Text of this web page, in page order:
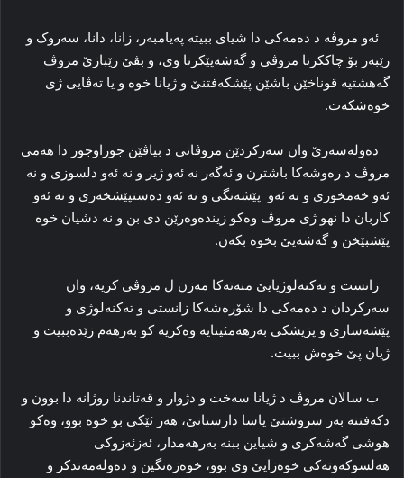
ئەو مروڤە د دەمەکی دا شیای ببیتە پەیامبەر، زانا، دانا، سەروک و
رێبەر بۆ چاککرنا مروڤی و گەشەپێکرنا وی، و بڤێ رێبازێ مروڤ
گەهشتیە قوناخێن باشێن پێشکەفتنێ و ژیانا خوە و یا تەڤایی ژی
خوەشکەت.
دەولەسەرێ وان سەرکردێن مروڤاتی د بیاڤێن جوراوجور دا هەمی
مروڤ د رەوشەکا باشترن و ئەگەر نە ئەو ژیر و نە ئەو دلسوزی و نە
ئەو خەمخوری و نە ئەو پێشەنگی و نە ئەو دەستپێشخەری و نە ئەو
کاربان دا نهو ژی مروڤ وەکو زیندەوەرێن دی بن و نە دشیان خوە
پێشبێخن و گەشەیێ بخوە بکەن.
زانست و تەکنەلوژیایێ منەتەکا مەزن ل مروڤی کریە، وان
سەرکردان د دەمەکی دا شۆرەشەکا زانستی و تەکنەلوژی و
پێشەسازی و پزیشکی بەرهەمئینایە وەکریە کو بەرهەم زێدەببیت و
ژیان پێ خوەش ببیت.
ب سالان مروڤ د ژیانا سەخت و دژوار و قەتاندنا روژانە دا بوون و
دکەفتنە بەر سروشتێ یاسا دارستانێ، هەر ئێکی بو خوە بوو، وەکو
هوشی گەشەکری و شیاین ببنە بەرهەمدار، ئەزئەزوکی
هەلسوکەوتەکی خوەزایێ وی بوو، خوەزەنگین و دەولەمەندکر و